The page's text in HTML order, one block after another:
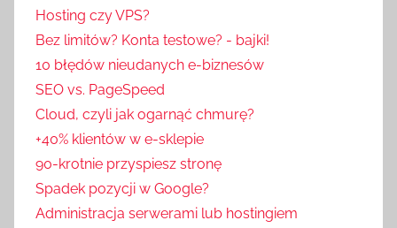
Hosting czy VPS?
Bez limitów? Konta testowe? - bajki!
10 błędów nieudanych e-biznesów
SEO vs. PageSpeed
Cloud, czyli jak ogarnąć chmurę?
+40% klientów w e-sklepie
90-krotnie przyspiesz stronę
Spadek pozycji w Google?
Administracja serwerami lub hostingiem